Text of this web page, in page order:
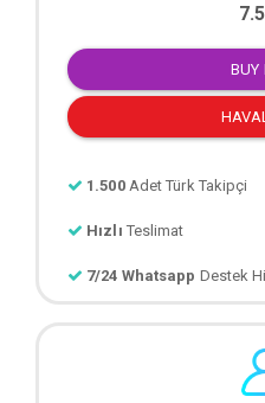
BUY
1.500 Adet Türk Takipçi
Hızlı Teslimat
7/24 Whatsapp